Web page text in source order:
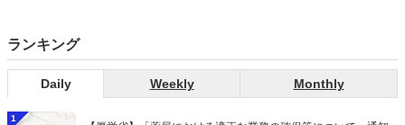
ランキング
Daily Weekly Monthly
1